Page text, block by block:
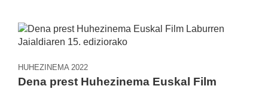
HUHEZINEMA 2022
Dena prest Huhezinema Euskal Film